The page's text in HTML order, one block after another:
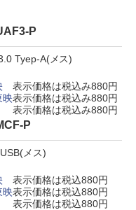
P
Tyep-A(メス)
表示価格は税込み880円
映表示価格は税込み880円
表示価格は税込み880円
P
メス)
表示価格は税込880円
映表示価格は税込880円
表示価格は税込880円